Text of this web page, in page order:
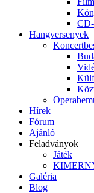
Hangversenyek
Hírek
Fórum
Ajánló
Feladványok
Játék
Galéria
Blog